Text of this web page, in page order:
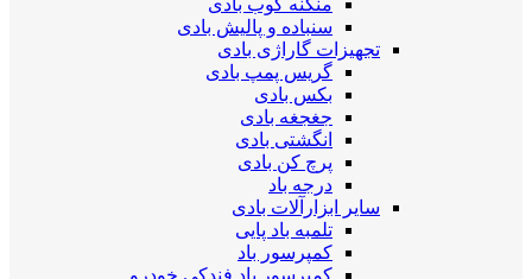
منگنه کوب بادی
سنباده و پالیش بادی
تجهیزات گاراژی بادی
گریس پمپ بادی
بکس بادی
جغجغه بادی
انگشتی بادی
پرچ کن بادی
درجه باد
سایر ابزارآلات بادی
تلمبه باد پایی
کمپرسور باد